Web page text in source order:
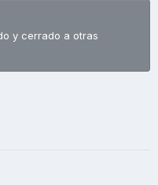
y cerrado a otras